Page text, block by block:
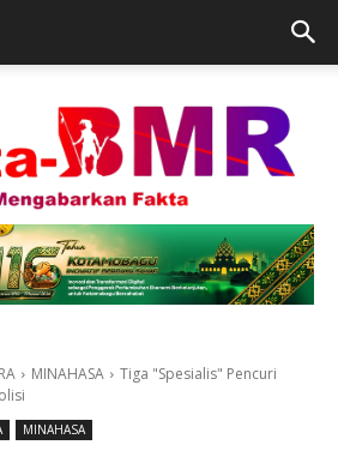
MINAHASA
Tiga "Spesialis" Pencuri
MINAHASA